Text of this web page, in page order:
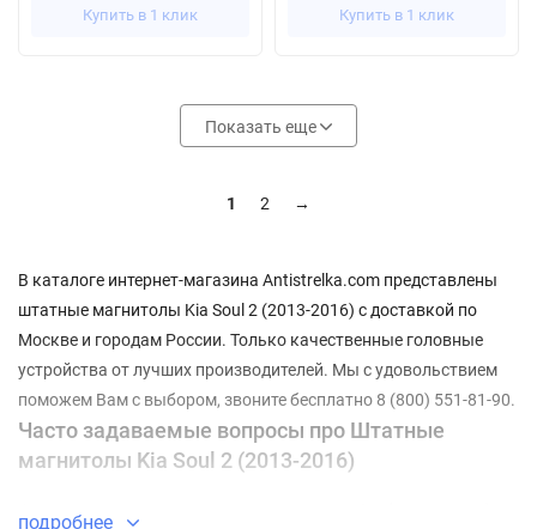
Купить в 1 клик Купить в 1 клик
Показать еще
1 2 →
В каталоге интернет-магазина Antistrelka.com представлены
штатные магнитолы Kia Soul 2 (2013-2016) с доставкой по
Москве и городам России. Только качественные головные
устройства от лучших производителей. Мы с удовольствием
поможем Вам с выбором, звоните бесплатно 8 (800) 551-81-90.
Часто задаваемые вопросы про Штатные
магнитолы Kia Soul 2 (2013-2016)
⇓ Какие Штатные магнитолы Kia Soul 2 (2013-2016)
подробнее